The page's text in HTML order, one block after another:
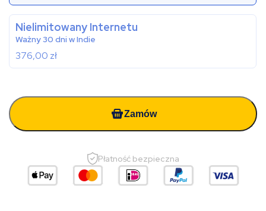
Nielimitowany Internetu
Ważny 30 dni w Indie
376,00 zł
Zamów
Płatność bezpieczna